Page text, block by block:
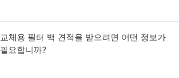
교체용 필터 백 견적을 받으려면 어떤 정보가
필요합니까?